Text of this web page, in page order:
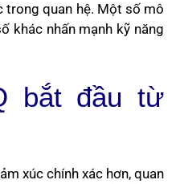
trong quan hệ. Một số mô
khác nhấn mạnh kỹ năng
bắt đầu từ
xúc chính xác hơn, quan